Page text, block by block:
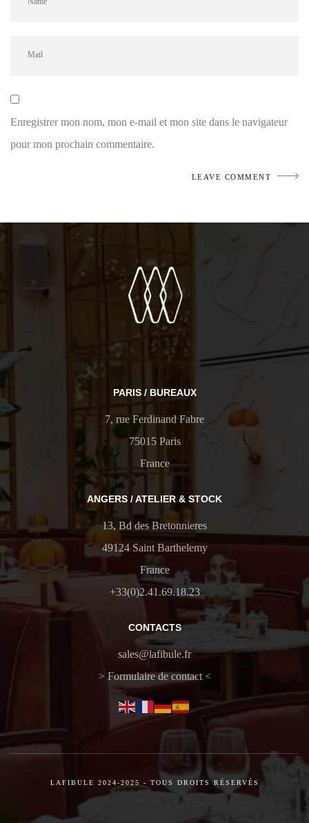
Enregistrer mon nom, mon e-mail et mon site dans le navigateur
pour mon prochain commentaire.
PARIS / BUREAUX
7, rue Ferdinand Fabre
75015 Paris
France
ANGERS / ATELIER & STOCK
13, Bd des Bretonnieres
49124 Saint Barthelemy
France
+33(0)2.41.69.18.23
CONTACTS
sales@lafibule.fr
> Formulaire de contact <
LAFIBULE 2024-2025 - TOUS DROITS RÉSERVÉS